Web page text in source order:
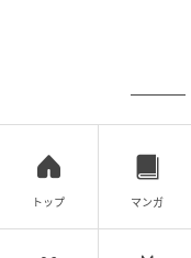
トップ マンガ